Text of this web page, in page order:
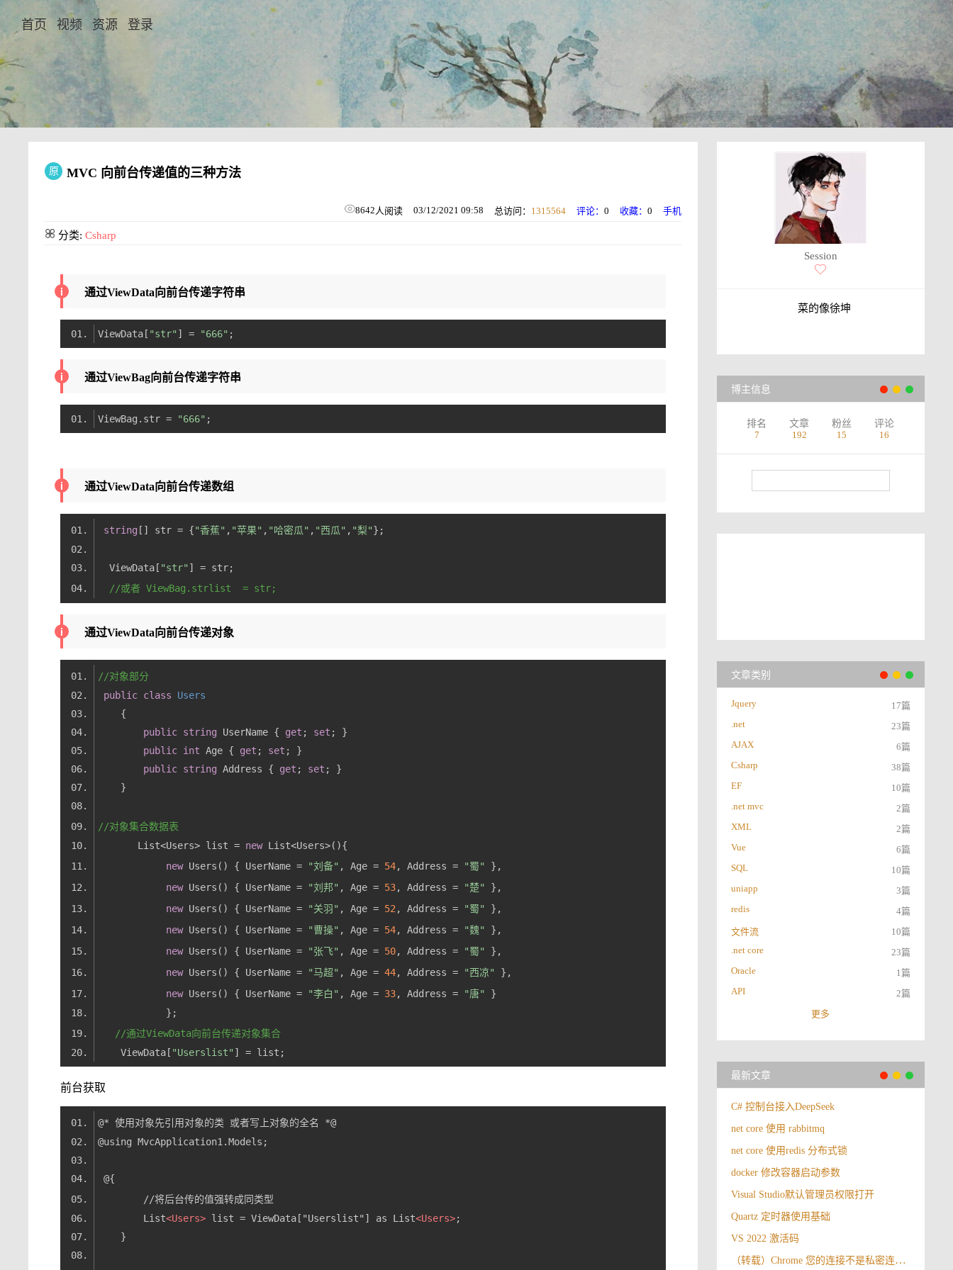
首页 视频 资源 登录
原 MVC 向前台传递值的三种方法
8642人阅读 03/12/2021 09:58 总访问： 1315564 评论： 0 收藏： 0 手机
分类: Csharp
通过ViewData向前台传递字符串
ViewData[ "str" ] = "666"
通过ViewBag向前台传递字符串
ViewBag.str = "666"
通过ViewData向前台传递数组
string [] str = {"香蕉" , "苹果" , "哈密瓜" , "西瓜" , "梨"
ViewData[ "str"
//或者 ViewBag.strlist  = str;
通过ViewData向前台传递对象
//对象部分
public class
Users
public string UserName { get ; set
public int Age { get ; set
public string Address { get ; set
//对象集合数据表
List<Users> list = new
new Users() { UserName = "刘备" , Age = 54, Address = "蜀"
new Users() { UserName = "刘邦" , Age = 53, Address = "楚"
new Users() { UserName = "关羽" , Age = 52 , Address = "蜀"
new Users() { UserName = "曹操" , Age = 54, Address = "魏"
new Users() { UserName = "张飞" , Age = 50, Address = "蜀"
new Users() { UserName = "马超" , Age = 44, Address = "西凉"
new Users() { UserName = "李白" , Age = 33, Address = "唐"
//通过ViewData向前台传递对象集合
ViewData[ "Userslist"
前台获取
List<Users> list = ViewData["Userslist"] as List<Users>
Session
菜的像徐坤
博主信息
排名
7
文章
192
粉丝
15
评论
16
文章类别
Jquery
17篇
.net
23篇
AJAX
6篇
Csharp
38篇
EF
10篇
.net mvc
2篇
XML
2篇
Vue
6篇
SQL
10篇
uniapp
3篇
redis
4篇
文件流
10篇
.net core
23篇
Oracle
1篇
API
2篇
更多
最新文章
C# 控制台接入DeepSeek
net core 使用 rabbitmq
net core 使用redis 分布式锁
docker 修改容器启动参数
Visual Studio默认管理员权限打开
Quartz 定时器使用基础
VS 2022 激活码
（转载）Chrome 您的连接不是私密连接解决办法